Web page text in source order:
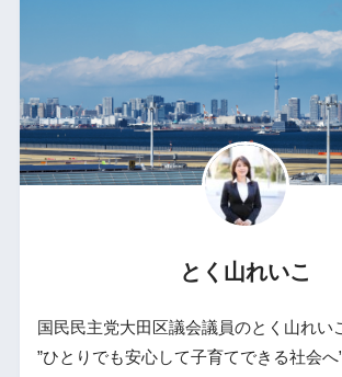
とく山れいこ
国民民主党大田区議会議員のとく山れい
”ひとりでも安心して子育てできる社会へ